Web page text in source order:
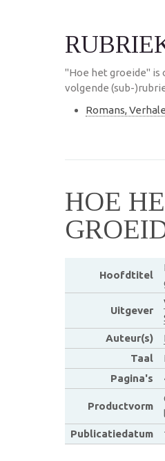
"Hoe het groeide" is
volgende (sub-
Romans,
HOE
Hoofdtitel
Uitgever
Auteur(s)
Taal
Pagina's
Productvorm
Publicatiedatum